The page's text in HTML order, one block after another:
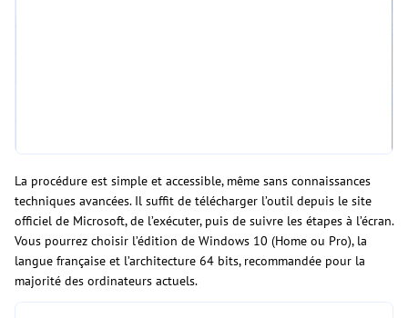
La procédure est simple et accessible, même sans connaissances
techniques avancées. Il suffit de télécharger l’outil depuis le site
officiel de Microsoft, de l’exécuter, puis de suivre les étapes à l’écran.
Vous pourrez choisir l’édition de Windows 10 (Home ou Pro), la
langue française et l’architecture 64 bits, recommandée pour la
majorité des ordinateurs actuels.